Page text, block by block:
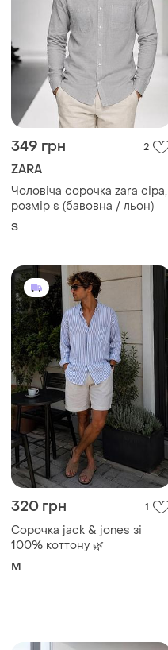
349 грн 2
ZARA
Чоловіча сорочка zara сіра,
розмір s (бавовна / льон)
S
320 грн 1
Сорочка jack & jones зі
100% коттону 🌿
M